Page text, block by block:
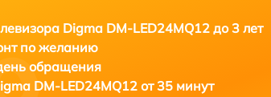
Digma DM-LED24MQ12 до 3 лет
по желанию
обращения
DM-LED24MQ12 от 35 минут